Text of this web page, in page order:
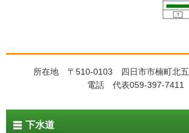
所在地 〒510-0103 四日市市楠町北五
電話 代表059-397-7411
下水道